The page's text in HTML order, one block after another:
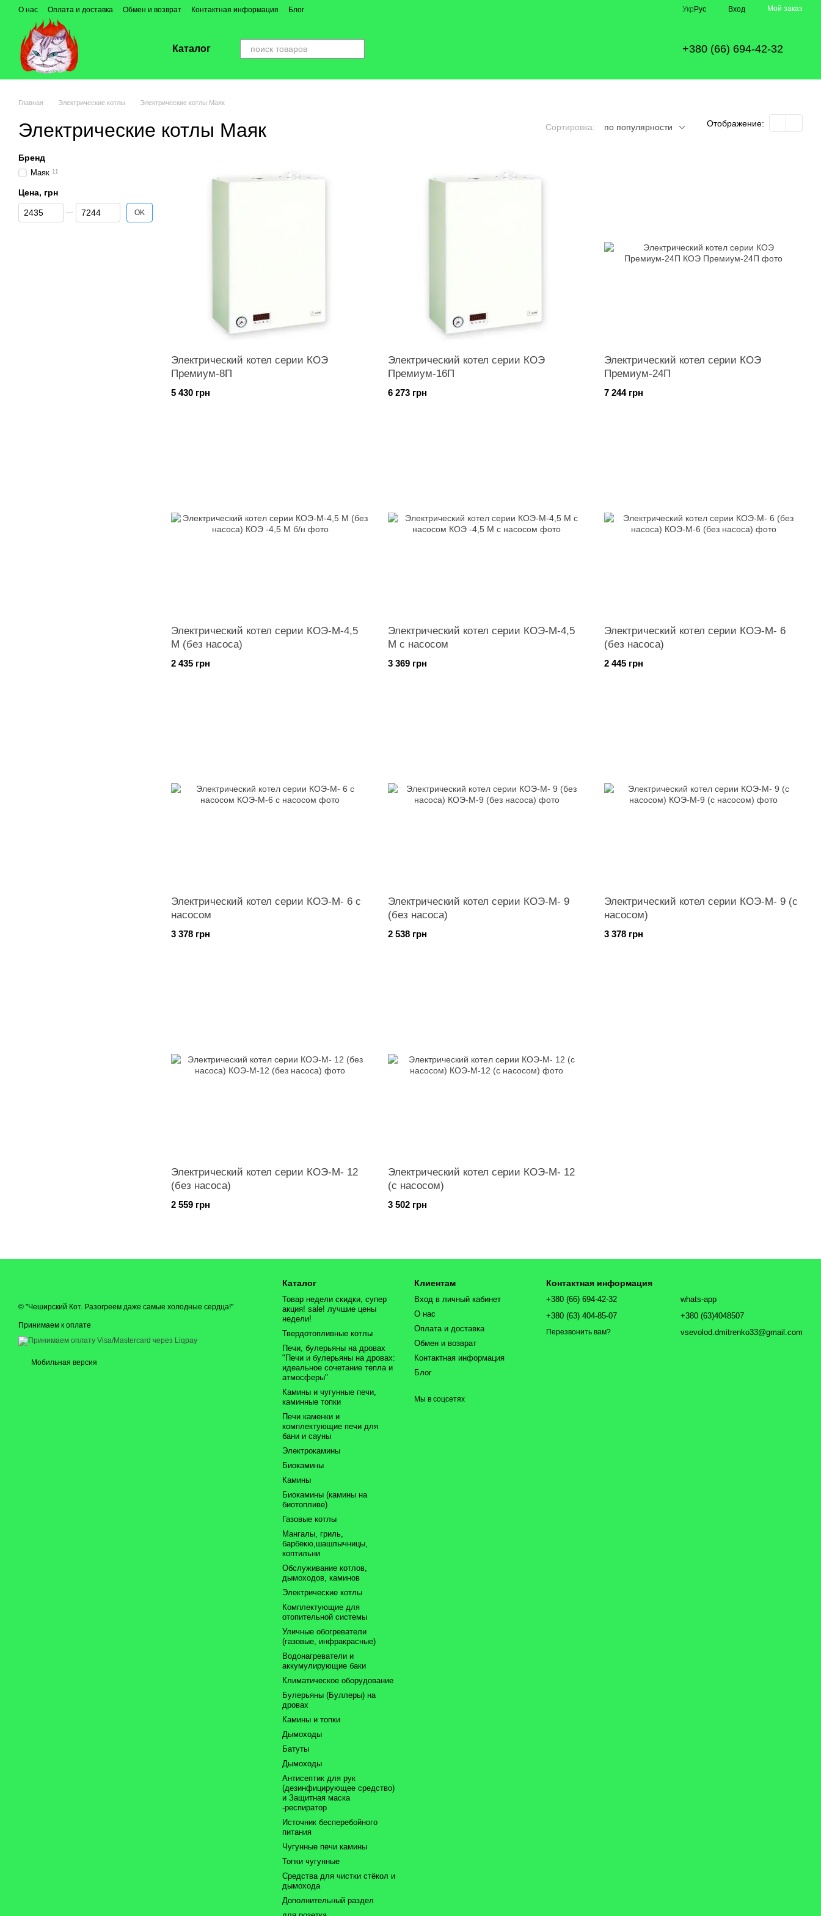
Перейти к основному контенту
О нас Оплата и доставка Обмен и возврат Контактная информация Блог Укр Рус Вход Мой заказ
Каталог +380 (66) 694-42-32
Главная Электрические котлы Электрические котлы Маяк
Электрические котлы Маяк Сортировка: по популярности Отображение:
Электрический котел серии КОЭ
Премиум-8П
5 430 грн
Электрический котел серии КОЭ
Премиум-16П
6 273 грн
Электрический котел серии КОЭ
Премиум-24П
7 244 грн
Электрический котел серии КОЭ-М-4,5
М (без насоса)
2 435 грн
Электрический котел серии КОЭ-М-4,5
М с насосом
3 369 грн
Электрический котел серии КОЭ-М- 6
(без насоса)
2 445 грн
Электрический котел серии КОЭ-М- 6 с
насосом
3 378 грн
Электрический котел серии КОЭ-М- 9
(без насоса)
2 538 грн
Электрический котел серии КОЭ-М- 9 (с
насосом)
3 378 грн
Электрический котел серии КОЭ-М- 12
(без насоса)
2 559 грн
Электрический котел серии КОЭ-М- 12
(с насосом)
3 502 грн
Бренд
Маяк 11
Цена, грн
От Цена, грн
До Цена, грн OK
© "Чеширский Кот. Разогреем даже самые холодные сердца!"
Принимаем к оплате
Мобильная версия
Каталог
Товар недели скидки, супер
акция! sale! лучшие цены
недели!
Твердотопливные котлы
Печи, булерьяны на дровах
"Печи и булерьяны на дровах:
идеальное сочетание тепла и
атмосферы"
Камины и чугунные печи,
каминные топки
Печи каменки и
комплектующие печи для
бани и сауны
Электрокамины
Биокамины
Камины
Биокамины (камины на
биотопливе)
Газовые котлы
Мангалы, гриль,
барбекю,шашлычницы,
коптильни
Обслуживание котлов,
дымоходов, каминов
Электрические котлы
Комплектующие для
отопительной системы
Уличные обогреватели
(газовые, инфракрасные)
Водонагреватели и
аккумулирующие баки
Климатическое оборудование
Булерьяны (Буллеры) на
дровах
Камины и топки
Дымоходы
Батуты
Дымоходы
Антисептик для рук
(дезинфицирующее средство)
и Защитная маска
-респиратор
Источник бесперебойного
питания
Чугунные печи камины
Топки чугунные
Средства для чистки стёкол и
дымохода
Дополнительный раздел
Клиентам
Вход в личный кабинет
О нас
Оплата и доставка
Обмен и возврат
Контактная информация
Блог
Мы в соцсетях
Контактная информация
+380 (66) 694-42-32
+380 (63) 404-85-07
Перезвонить вам?
whats-app
+380 (63)4048507
vsevolod.dmitrenko33@gmail.com